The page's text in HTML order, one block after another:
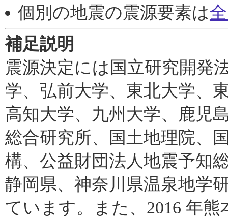
個別の地震の震源要素は
補足説明
震源決定には国立研究開発
学、弘前大学、東北大学、
高知大学、九州大学、鹿児
総合研究所、国土地理院、
構、公益財団法人地震予知
静岡県、神奈川県温泉地学
ています。また、2016 年